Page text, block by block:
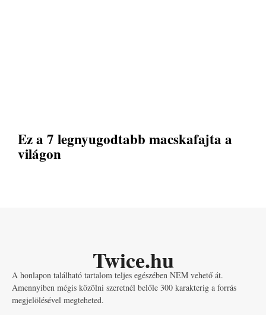
Ez a 7 legnyugodtabb macskafajta a
világon
Twice.hu
A honlapon található tartalom teljes egészében NEM vehető át.
Amennyiben mégis közölni szeretnél belőle 300 karakterig a forrás
megjelölésével megteheted.